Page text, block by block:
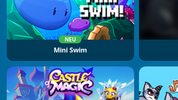
NEU
Mini Swim